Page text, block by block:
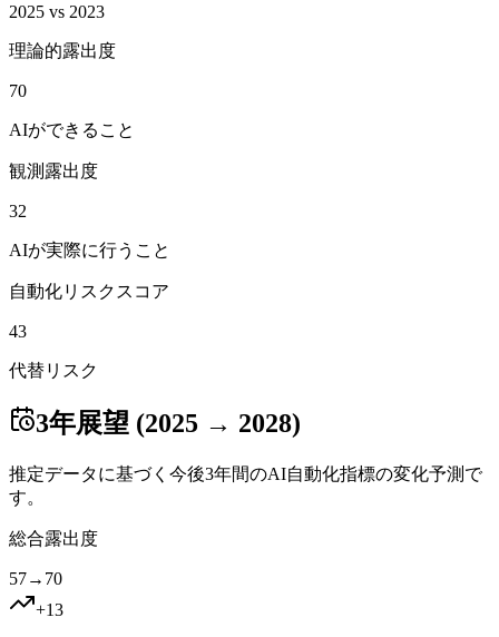
2025 vs 2023
理論的露出度
70
AIができること
観測露出度
32
AIが実際に行うこと
自動化リスクスコア
43
代替リスク
3年展望 (2025 → 2028)
推定データに基づく今後3年間のAI自動化指標の変化予測で
す。
総合露出度
57→ 70
+13